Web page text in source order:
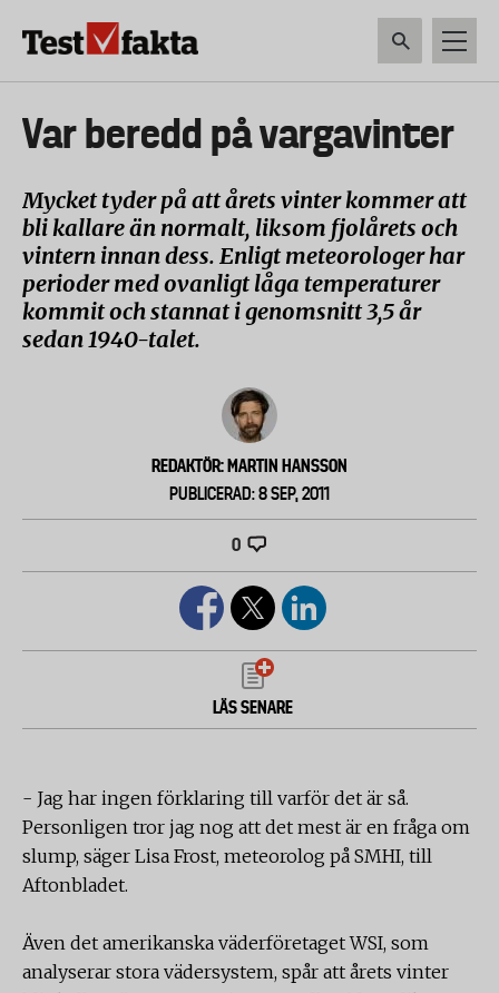
Huvudmeny
ny
LIVSMEDEL
Var beredd på vargavinter
Mycket tyder på att årets vinter kommer att
bli kallare än normalt, liksom fjolårets och
vintern innan dess. Enligt meteorologer har
perioder med ovanligt låga temperaturer
kommit och stannat i genomsnitt 3,5 år
sedan 1940-talet.
REDAKTÖR: MARTIN HANSSON
PUBLICERAD: 8 SEP, 2011
0
LÄS SENARE
- Jag har ingen förklaring till varför det är så.
Personligen tror jag nog att det mest är en fråga om
slump, säger Lisa Frost, meteorolog på SMHI, till
Aftonbladet.
Även det amerikanska väderföretaget WSI, som
analyserar stora vädersystem, spår att årets vinter